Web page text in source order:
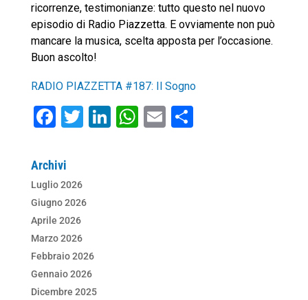
ricorrenze, testimonianze: tutto questo nel nuovo
episodio di Radio Piazzetta. E ovviamente non può
mancare la musica, scelta apposta per l’occasione.
Buon ascolto!
RADIO PIAZZETTA #187: Il Sogno
F
c
e
b
o
o
k
T Li W E C
Archivi
Luglio 2026
Giugno 2026
Aprile 2026
Marzo 2026
Febbraio 2026
Gennaio 2026
Dicembre 2025